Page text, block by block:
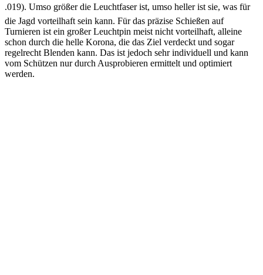
.019). Umso größer die Leuchtfaser ist, umso heller ist sie, was für
die Jagd vorteilhaft sein kann. Für das präzise Schießen auf
Turnieren ist ein großer Leuchtpin meist nicht vorteilhaft, alleine
schon durch die helle Korona, die das Ziel verdeckt und sogar
regelrecht Blenden kann. Das ist jedoch sehr individuell und kann
vom Schützen nur durch Ausprobieren ermittelt und optimiert
werden.